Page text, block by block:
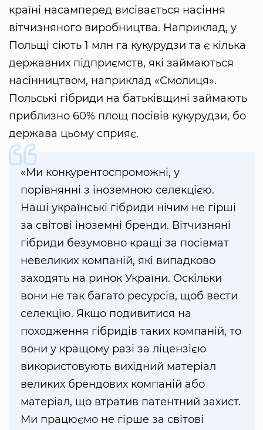
країні насамперед висівається насіння
вітчизняного виробництва. Наприклад, у
Польщі сіють 1 млн га кукурудзи та є кілька
державних підприємств, які займаються
насінництвом, наприклад «Смолиця».
Польські гібриди на батьківщині займають
приблизно 60% площ посівів кукурудзи, бо
держава цьому сприяє.
«Ми конкурентоспроможні, у
порівнянні з іноземною селекцією.
Наші українські гібриди нічим не гірші
за світові іноземні бренди. Вітчизняні
гібриди безумовно кращі за посівмат
невеликих компаній, які випадково
заходять на ринок України. Оскільки
вони не так багато ресурсів, щоб вести
селекцію. Якщо подивитися на
походження гібридів таких компаній, то
вони у кращому разі за ліцензією
використовують вихідний матеріал
великих брендових компаній або
матеріал, що втратив патентний захист.
Ми працюємо не гірше за світові